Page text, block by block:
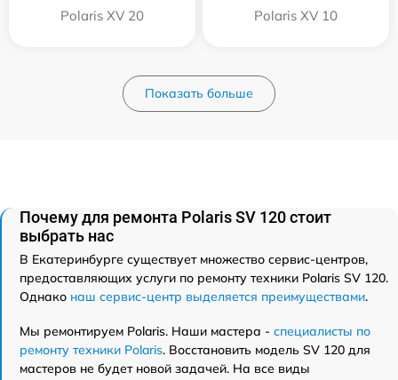
Polaris XV 20 Polaris XV 10
Показать больше
Почему для ремонта Polaris SV 120 стоит
выбрать нас
В Екатеринбурге существует множество сервис-центров,
предоставляющих услуги по ремонту техники Polaris SV 120.
Однако наш сервис-центр выделяется преимуществами.
Мы ремонтируем Polaris. Наши мастера - специалисты по
ремонту техники Polaris. Восстановить модель SV 120 для
мастеров не будет новой задачей. На все виды